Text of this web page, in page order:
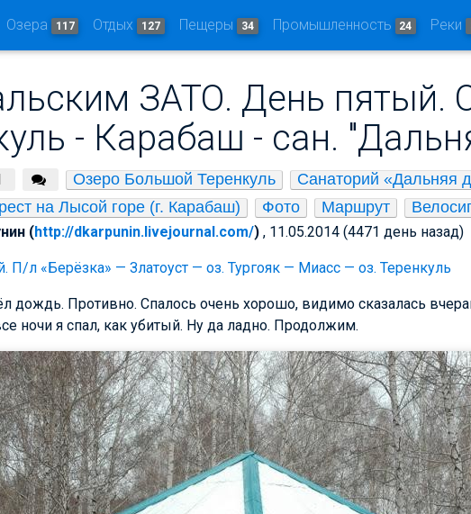
Озера 117 Отдых 127 Пещеры 34 Промышленность 24 Реки
ЗАТО. День пятый.
- Карабаш - сан.
Озеро Большой Теренкуль Санаторий «Дальняя
на Лысой горе (г. Карабаш)
Фото Маршрут
(http://dkarpunin.livejournal.com/) , 11.05.2014 (4471 день назад)
П/л «Берёзка» — Златоуст — оз. Тургояк — Миасс — оз. Теренкуль
дождь. Противно. Спалось очень хорошо, видимо сказалась
ночи я спал, как убитый. Ну да ладно. Продолжим.